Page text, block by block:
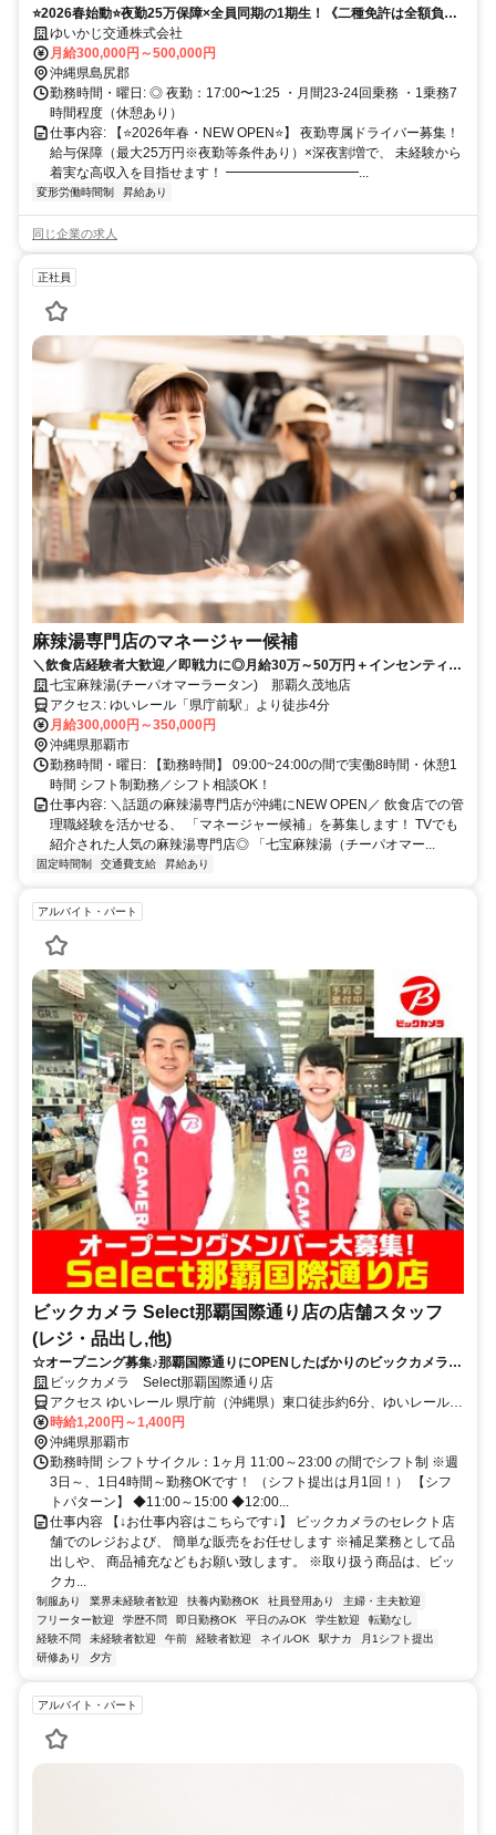
⭐️2026春始動⭐️夜勤25万保障×全員同期の1期生！《二種免許は全額負
担》アプリ配車×新車で未経験から効率よく稼げるしがらみゼロの新会
社✨
ゆいかじ交通株式会社
月給300,000円～500,000円
沖縄県島尻郡
勤務時間・曜日: ◎ 夜勤：17:00〜1:25 ・月間23-24回乗務 ・1乗務7
時間程度（休憩あり）
仕事内容: 【⭐️2026年春・NEW OPEN⭐️】 夜勤専属ドライバー募集！
給与保障（最大25万円※夜勤等条件あり）×深夜割増で、 未経験から
着実な高収入を目指せます！ ━━━━━━━━━━...
変形労働時間制 昇給あり
同じ企業の求人
正社員
麻辣湯専門店のマネージャー候補
＼飲食店経験者大歓迎／即戦力に◎月給30万～50万円＋インセンティブ
あり！オープニング店舗での運営・管理全般をお任せします◎TVでも取
り上げられた話題の麻辣湯専門店で働いてみませんか？
七宝麻辣湯(チーパオマーラータン) 那覇久茂地店
アクセス: ゆいレール「県庁前駅」より徒歩4分
月給300,000円～350,000円
沖縄県那覇市
勤務時間・曜日: 【勤務時間】 09:00~24:00の間で実働8時間・休憩1
時間 シフト制勤務／シフト相談OK！
仕事内容: ＼話題の麻辣湯専門店が沖縄にNEW OPEN／ 飲食店での管
理職経験を活かせる、 「マネージャー候補」を募集します！ TVでも
紹介された人気の麻辣湯専門店◎ 「七宝麻辣湯（チーパオマー...
固定時間制 交通費支給 昇給あり
アルバイト・パート
ビックカメラ Select那覇国際通り店の店舗スタッフ
(レジ・品出し,他)
☆オープニング募集♪那覇国際通りにOPENしたばかりのビックカメラの
セレクト店舗♪☆未経験OK☆週3日～☆社割制度あり☆時間帯で奨励金
あり＆年2回の賞与あり！(当社規定有)☆通勤もラクラクな好立地です♪
ビックカメラ Select那覇国際通り店
アクセス ゆいレール 県庁前（沖縄県）東口徒歩約6分、ゆいレール
美栄橋南口徒歩約10分、ゆいレール 旭橋東口徒歩約13分
時給1,200円～1,400円
沖縄県那覇市
勤務時間 シフトサイクル：1ヶ月 11:00～23:00 の間でシフト制 ※週
3日～、1日4時間～勤務OKです！ （シフト提出は月1回！） 【シフ
トパターン】 ◆11:00～15:00 ◆12:00...
仕事内容 【↓お仕事内容はこちらです↓】 ビックカメラのセレクト店
舗でのレジおよび、 簡単な販売をお任せします ※補足業務として品
出しや、 商品補充などもお願い致します。 ※取り扱う商品は、ビッ
クカ...
制服あり 業界未経験者歓迎 扶養内勤務OK 社員登用あり
主婦・主夫歓迎
フリーター歓迎
学歴不問 即日勤務OK 平日のみOK 学生歓迎
転勤なし
経験不問
未経験者歓迎 午前 経験者歓迎 ネイルOK 駅ナカ
月1シフト提出
研修あり
夕方
アルバイト・パート